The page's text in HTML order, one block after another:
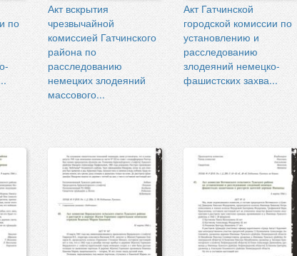
по
Акт вскрытия
чрезвычайной
комиссией Гатчинского
района по
расследованию
немецких злодеяний
массового...
Акт Гатчинской
городской комиссии по
установлению и
расследованию
злодеяний немецко-
фашистских захва...